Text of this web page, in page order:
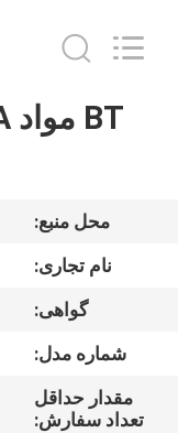
صفحه
محصولات
Co.,Ltd..
محل منبع:
نام تجاری:
گواهی:
شماره مدل:
مقدار حداقل
تعداد سفارش: